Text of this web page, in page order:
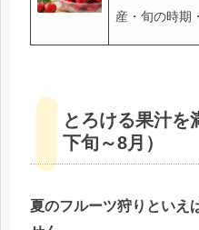
産・旬の時期
とろける果汁を
下旬～8月）
夏のフルーツ狩りといえ